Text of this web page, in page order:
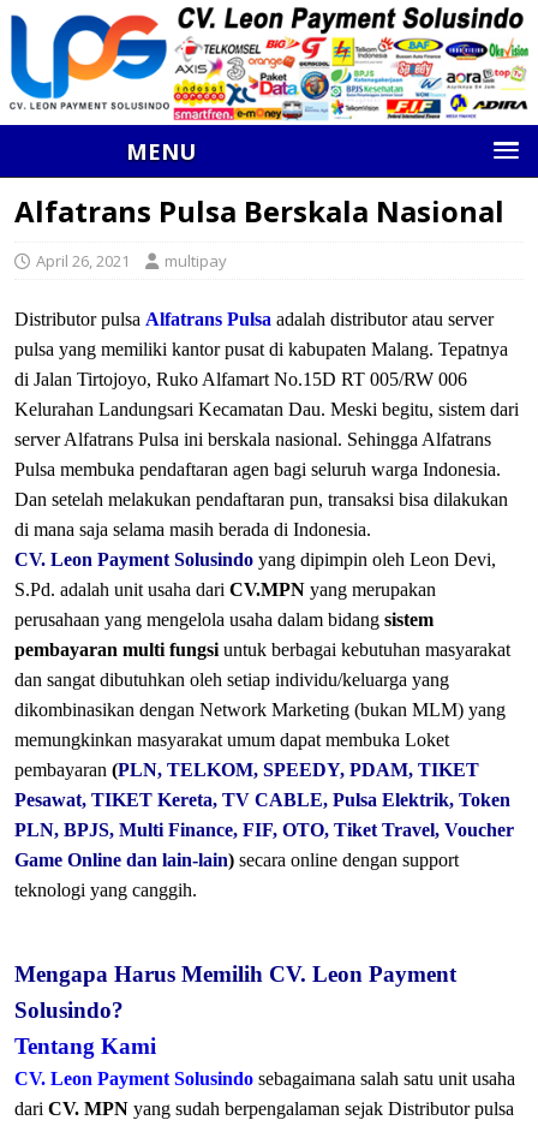
MENU
Alfatrans Pulsa Berskala Nasional
April 26, 2021 multipay
Distributor pulsa Alfatrans Pulsa adalah distributor atau server
pulsa yang memiliki kantor pusat di kabupaten Malang. Tepatnya
di Jalan Tirtojoyo, Ruko Alfamart No.15D RT 005/RW 006
Kelurahan Landungsari Kecamatan Dau. Meski begitu, sistem dari
server Alfatrans Pulsa ini berskala nasional. Sehingga Alfatrans
Pulsa membuka pendaftaran agen bagi seluruh warga Indonesia.
Dan setelah melakukan pendaftaran pun, transaksi bisa dilakukan
di mana saja selama masih berada di Indonesia.
CV. Leon Payment Solusindo yang dipimpin oleh Leon Devi,
S.Pd. adalah unit usaha dari CV.MPN yang merupakan
perusahaan yang mengelola usaha dalam bidang sistem
pembayaran multi fungsi untuk berbagai kebutuhan masyarakat
dan sangat dibutuhkan oleh setiap individu/keluarga yang
dikombinasikan dengan Network Marketing (bukan MLM) yang
memungkinkan masyarakat umum dapat membuka Loket
pembayaran (PLN, TELKOM, SPEEDY, PDAM, TIKET
Pesawat, TIKET Kereta, TV CABLE, Pulsa Elektrik, Token
PLN, BPJS, Multi Finance, FIF, OTO, Tiket Travel, Voucher
Game Online dan lain-lain) secara online dengan support
teknologi yang canggih.
Mengapa Harus Memilih CV. Leon Payment
Solusindo?
Tentang Kami
CV. Leon Payment Solusindo sebagaimana salah satu unit usaha
dari CV. MPN yang sudah berpengalaman sejak Distributor pulsa